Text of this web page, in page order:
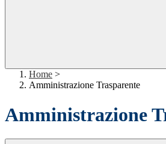
Home >
Amministrazione Trasparente
Amministrazione